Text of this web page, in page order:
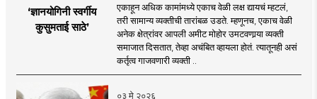
‘ज्ञानयोगिनी स्वर्गीय
कुसुमताई साठे’
एकाहून अधिक कामांमध्ये एकाच वेळी लक्ष द्यायचं म्हटलं,
तरी सामान्य व्यक्तीची तारांबळ उडते. म्हणूनच, एकाच वेळी
अनेक क्षेत्रांवर आपली अमीट मोहोर उमटवणार्‍या व्यक्ती
समाजात दिसतात, तेव्हा अचंबित व्हायला होतं. त्यातूनही असं
कर्तृत्व गाजवणारी व्यक्ती ..
०३ मे २०२६